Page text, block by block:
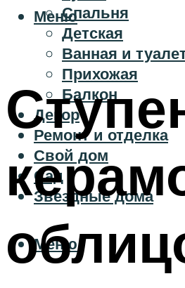
Спальня
Детская
Ванная и
Прихожая
Балкон
Декор
Ремонт и отделка
Свой дом
Сад
Звездные дома
Меню
Меню